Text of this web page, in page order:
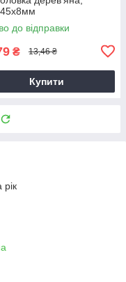
до відправки
₴ 13,46 ₴
Купити
рік